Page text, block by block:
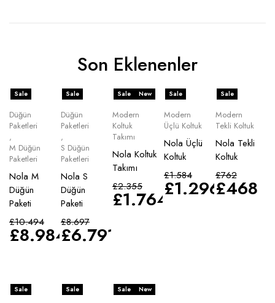
Son Eklenenler
Sale
Düğün
Paketleri
,
M Düğün
Paketleri
Nola M
Düğün
Paketi
£10.494
£8.984
Sale
Düğün
Paketleri
,
S Düğün
Paketleri
Nola S
Düğün
Paketi
£8.697
£6.791
Sale New
Modern
Koltuk
Takımı
Nola Koltuk
Takımı
£2.355
£1.764
Sale
Modern
Üçlü Koltuk
Nola Üçlü
Koltuk
£1.584
£1.296
Sale
Modern
Tekli Koltuk
Nola Tekli
Koltuk
£762
£468
Sale Sale Sale New